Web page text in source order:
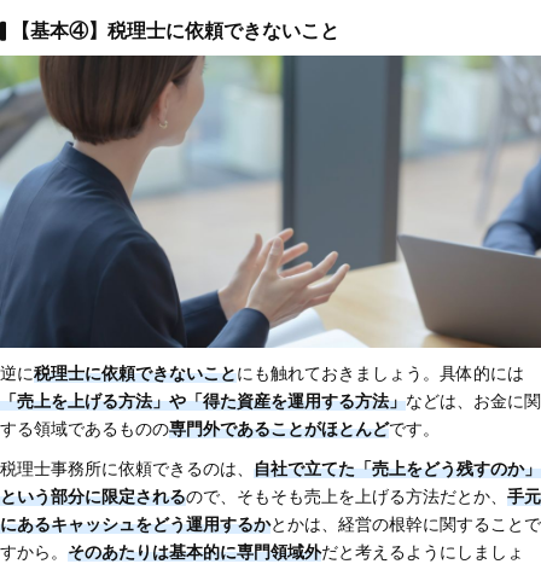
【基本④】税理士に依頼できないこと
逆に税理士に依頼できないことにも触れておきましょう。具体的には
「売上を上げる方法」や「得た資産を運用する方法」などは、お金に関
する領域であるものの専門外であることがほとんどです。
税理士事務所に依頼できるのは、 自社で立てた「売上をどう残すのか」
という部分に限定されるので、そもそも売上を上げる方法だとか、 手元
にあるキャッシュをどう運用するかとかは、経営の根幹に関することで
すから。 そのあたりは基本的に専門領域外だと考えるようにしましょ